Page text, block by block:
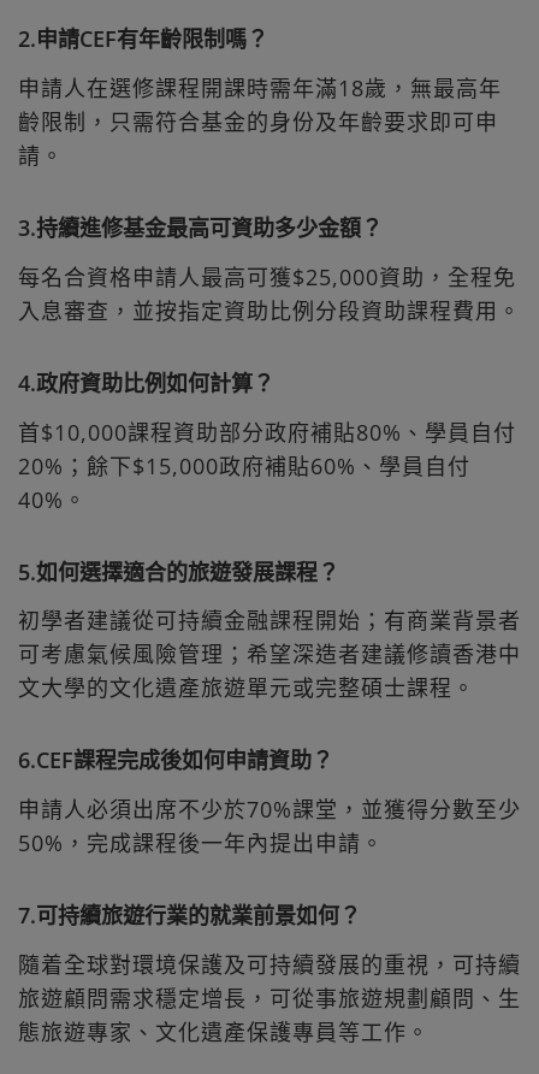
2.申請CEF有年齡限制嗎？
申請人在選修課程開課時需年滿18歲，無最高年
齡限制，只需符合基金的身份及年齡要求即可申
請。
3.持續進修基金最高可資助多少金額？
每名合資格申請人最高可獲$25,000資助，全程免
入息審查，並按指定資助比例分段資助課程費用。
4.政府資助比例如何計算？
首$10,000課程資助部分政府補貼80%、學員自付
20%；餘下$15,000政府補貼60%、學員自付
40%。
5.如何選擇適合的旅遊發展課程？
初學者建議從可持續金融課程開始；有商業背景者
可考慮氣候風險管理；希望深造者建議修讀香港中
文大學的文化遺產旅遊單元或完整碩士課程。
6.CEF課程完成後如何申請資助？
申請人必須出席不少於70%課堂，並獲得分數至少
50%，完成課程後一年內提出申請。
7.可持續旅遊行業的就業前景如何？
隨着全球對環境保護及可持續發展的重視，可持續
旅遊顧問需求穩定增長，可從事旅遊規劃顧問、生
態旅遊專家、文化遺產保護專員等工作。